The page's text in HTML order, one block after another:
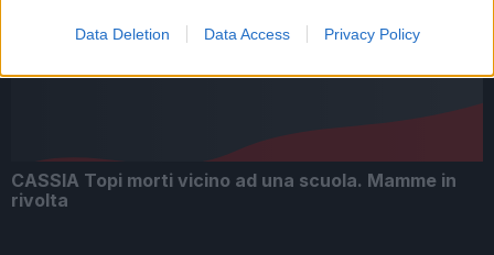
Data Deletion Data Access Privacy Policy
CASSIA Topi morti vicino ad una scuola. Mamme in
rivolta